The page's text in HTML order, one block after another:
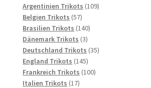
Produkte
Argentinien Trikots 109109
Belgien Trikots 5757
Produkte
Brasilien Trikots 140140
Dänemark Trikots 33
Produkte
Deutschland Trikots 3535
England Trikots 145145
Produkte
Frankreich Trikots 100100
Italien Trikots 1717